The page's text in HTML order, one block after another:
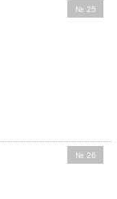
№ 25
№ 26